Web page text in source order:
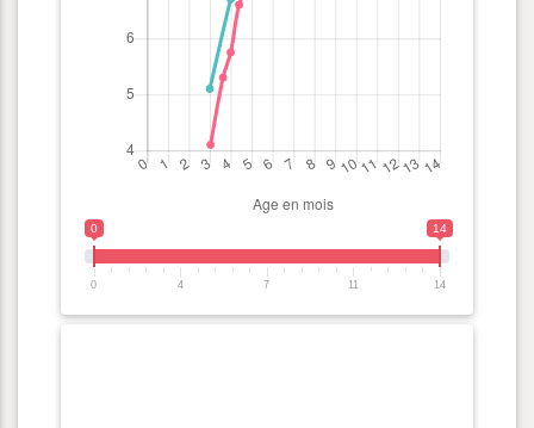
0 14
0 4 7 11 14